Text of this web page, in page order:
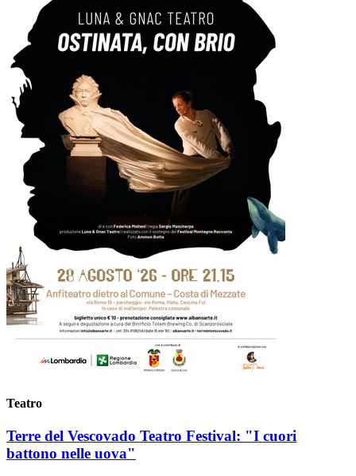
Teatro
Terre del Vescovado Teatro Festival: "I cuori
battono nelle uova"